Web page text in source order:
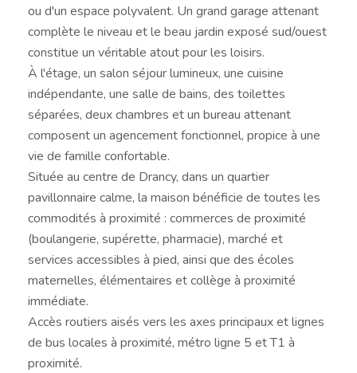
ou d'un espace polyvalent. Un grand garage attenant
complète le niveau et le beau jardin exposé sud/ouest
constitue un véritable atout pour les loisirs.
À l'étage, un salon séjour lumineux, une cuisine
indépendante, une salle de bains, des toilettes
séparées, deux chambres et un bureau attenant
composent un agencement fonctionnel, propice à une
vie de famille confortable.
Située au centre de Drancy, dans un quartier
pavillonnaire calme, la maison bénéficie de toutes les
commodités à proximité : commerces de proximité
(boulangerie, supérette, pharmacie), marché et
services accessibles à pied, ainsi que des écoles
maternelles, élémentaires et collège à proximité
immédiate.
Accès routiers aisés vers les axes principaux et lignes
de bus locales à proximité, métro ligne 5 et T1 à
proximité.